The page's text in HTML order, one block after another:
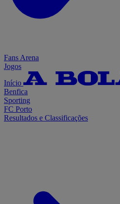
Fans Arena
Jogos
Início
Benfica
Sporting
FC Porto
Resultados e Classificações